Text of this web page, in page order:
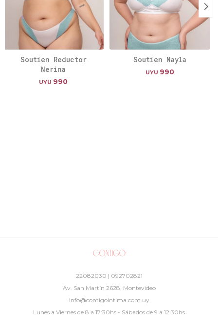
Soutien Reductor
Nerina
UYU 990
Soutien Nayla
UYU 990
22082030 | 092702821
Av. San Martín 2628, Montevideo
info@contigointima.com.uy
Lunes a Viernes de 8 a 17:30hs - Sábados de 9 a 12:30hs